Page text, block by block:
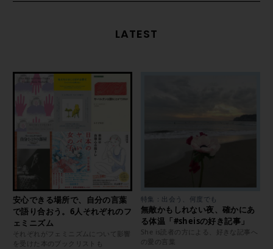
LATEST
安心できる場所で、自分の言葉
で語り合おう。6人それぞれのフ
ェミニズム
それぞれがフェミニズムについて影響
を受けた本のブックリストも
特集：出会う、何度でも
無敵かもしれない夜、確かにあ
る体温「#sheisの好き記事」
She is読者の方による、好きな記事へ
の愛の言葉